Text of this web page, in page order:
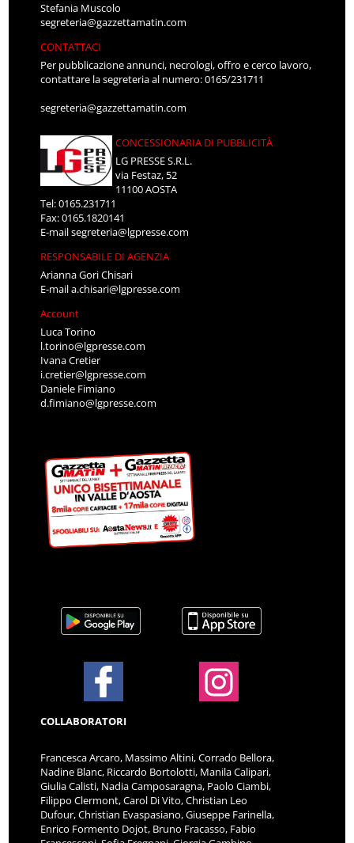
Stefania Muscolo
segreteria@gazzettamatin.com
CONTATTACI
Per pubblicazione annunci, necrologi, offro e cerco lavoro,
contattare la segreteria al numero: 0165/231711
segreteria@gazzettamatin.com
CONCESSIONARIA DI PUBBLICITÀ
LG PRESSE S.R.L.
via Festaz, 52
11100 AOSTA
Tel: 0165.231711
Fax: 0165.1820141
E-mailsegreteria@lgpresse.com
RESPONSABILE DI AGENZIA
Arianna Gori Chisari
E-maila.chisari@lgpresse.com
Account
Luca Torino
l.torino@lgpresse.com
Ivana Cretier
i.cretier@lgpresse.com
Daniele Fimiano
d.fimiano@lgpresse.com
COLLABORATORI
Francesca Arcaro, Massimo Altini, Corrado Bellora,
Nadine Blanc, Riccardo Bortolotti, Manila Calipari,
Giulia Calisti, Nadia Camposaragna, Paolo Ciambi,
Filippo Clermont, Carol Di Vito, Christian Leo
Dufour, Christian Evaspasiano, Giuseppe Farinella,
Enrico Formento Dojot, Bruno Fracasso, Fabio